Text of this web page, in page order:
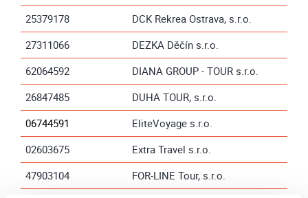
25379178
DCK Rekrea Ostrava, s.r.o.
27311066
DEZKA Děčín s.r.o.
62064592
DIANA GROUP - TOUR s.r.o.
26847485
DUHA TOUR, s.r.o.
06744591
EliteVoyage s.r.o.
02603675
Extra Travel s.r.o.
47903104
FOR-LINE Tour, s.r.o.